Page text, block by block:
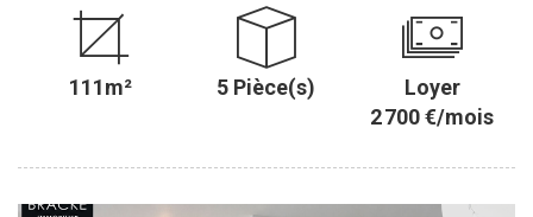
111m² 5 Pièce(s)
Loyer
2 700 €/mois